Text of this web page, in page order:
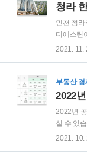
인 분양가
1,2블록,
면적으
교통입지
판교역과
인천 청
디에스틴
국제금융
예상됩니
모 : 지하
타입 :
경 청라
제3연륙
2021. 11.
부동산
2022
2022년
실 수 있
2018년
2021. 10.